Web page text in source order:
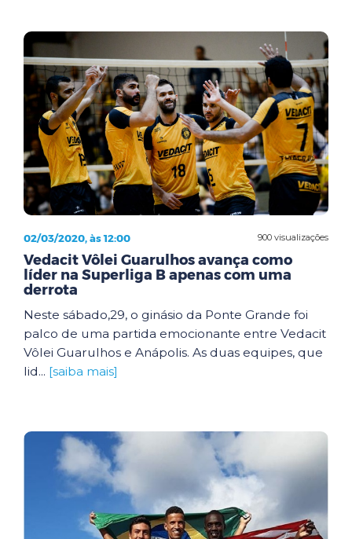
900 visualizações
02/03/2020, às 12:00
Vedacit Vôlei Guarulhos avança como
líder na Superliga B apenas com uma
derrota
Neste sábado,29, o ginásio da Ponte Grande foi
palco de uma partida emocionante entre Vedacit
Vôlei Guarulhos e Anápolis. As duas equipes, que
lid... [saiba mais]